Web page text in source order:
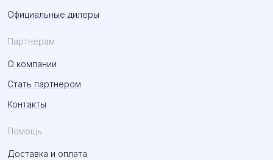
Официальные дилеры
Партнерам
О компании
Стать партнером
Контакты
Помощь
Доставка и оплата